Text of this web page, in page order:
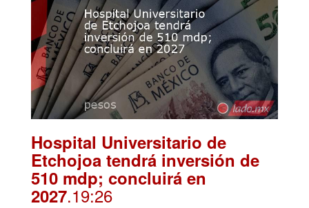
Hospital Universitario de
Etchojoa tendrá inversión de
510 mdp; concluirá en
2027.19:26